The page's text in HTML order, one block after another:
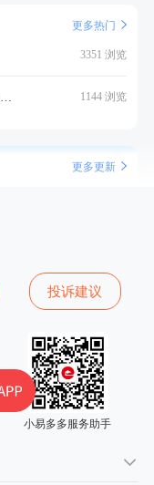
更多热门
3351 浏览
1144 浏览
更多更新
投诉建议
小易多多服务助手